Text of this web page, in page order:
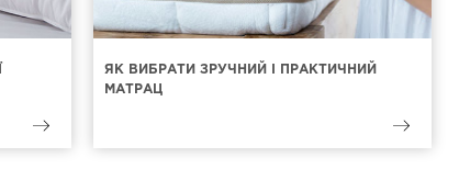
ЯК ВИБРАТИ ЗРУЧНИЙ І ПРАКТИЧНИЙ
МАТРАЦ